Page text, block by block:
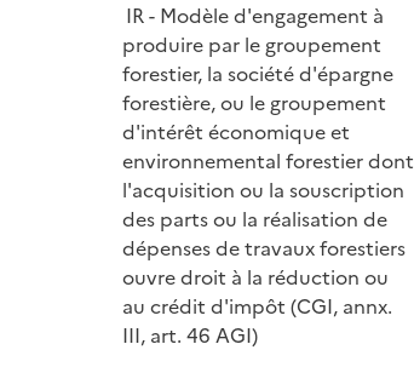
IR - Modèle d'engagement à
produire par le groupement
forestier, la société d'épargne
forestière, ou le groupement
d'intérêt économique et
environnemental forestier dont
l'acquisition ou la souscription
des parts ou la réalisation de
dépenses de travaux forestiers
ouvre droit à la réduction ou
au crédit d'impôt (CGI, annx.
III, art. 46 AGI)